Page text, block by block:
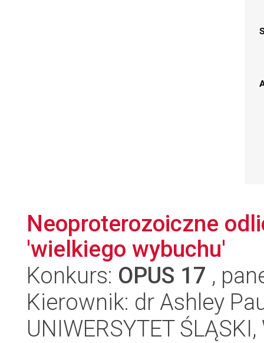
Neoproterozoiczne
'wielkiego wybuchu'
Konkurs: OPUS 17 ,
Kierownik: dr Ashley
UNIWERSYTET